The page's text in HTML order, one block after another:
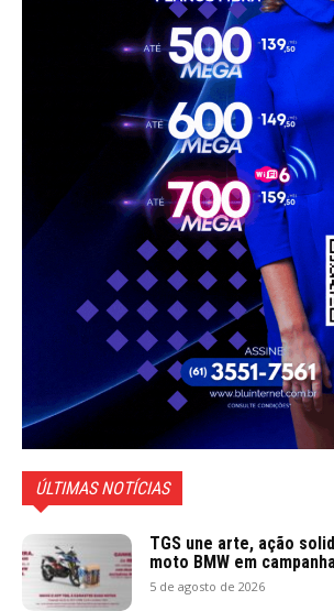
ÚLTIMAS NOTÍCIAS
TGS une arte, ação
moto BMW em
5 de agosto de 2026